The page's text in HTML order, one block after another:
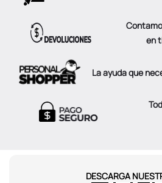
en
La ayuda que
DESCARGA